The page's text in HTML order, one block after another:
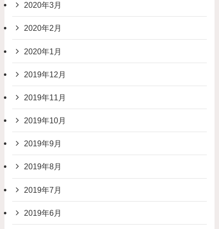
2020年3月
2020年2月
2020年1月
2019年12月
2019年11月
2019年10月
2019年9月
2019年8月
2019年7月
2019年6月